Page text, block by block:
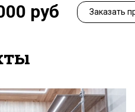
руб Заказать